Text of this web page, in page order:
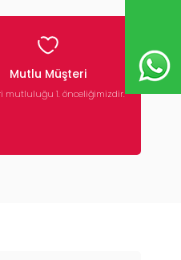
Mutlu Müşteri
mutluluğu 1. önceliğimizdir.